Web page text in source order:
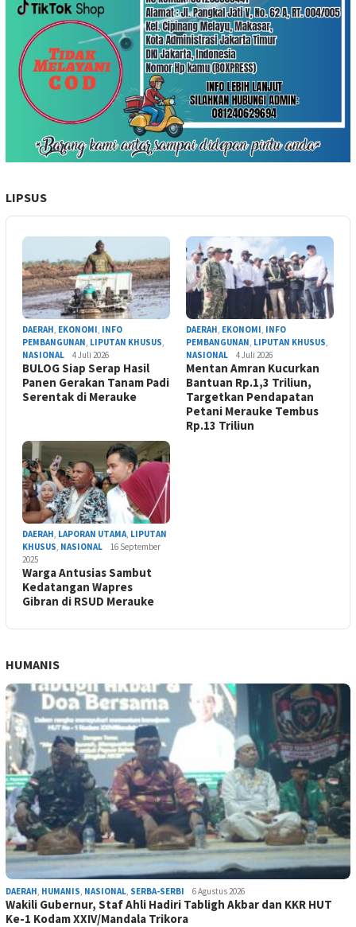
LIPSUS
DAERAH EKONOMI INFO
PEMBANGUNAN LIPUTAN KHUSUS
NASIONAL
4 Juli 2026
BULOG Siap Serap Hasil
Panen Gerakan Tanam Padi
Serentak di Merauke
DAERAH EKONOMI INFO
PEMBANGUNAN LIPUTAN KHUSUS
NASIONAL
4 Juli 2026
Mentan Amran Kucurkan
Bantuan Rp.1,3 Triliun,
Targetkan Pendapatan
Petani Merauke Tembus
Rp.13 Triliun
DAERAH, LAPORAN UTAMA, LIPUTAN
KHUSUS, NASIONAL
16 September
2025
Warga Antusias Sambut
Kedatangan Wapres
Gibran di RSUD Merauke
HUMANIS
DAERAH, HUMANIS, NASIONAL, SERBA-SERBI 6 Agustus 2026
Wakili Gubernur, Staf Ahli Hadiri Tabligh Akbar dan KKR HUT
Ke-1 Kodam XXIV/Mandala Trikora